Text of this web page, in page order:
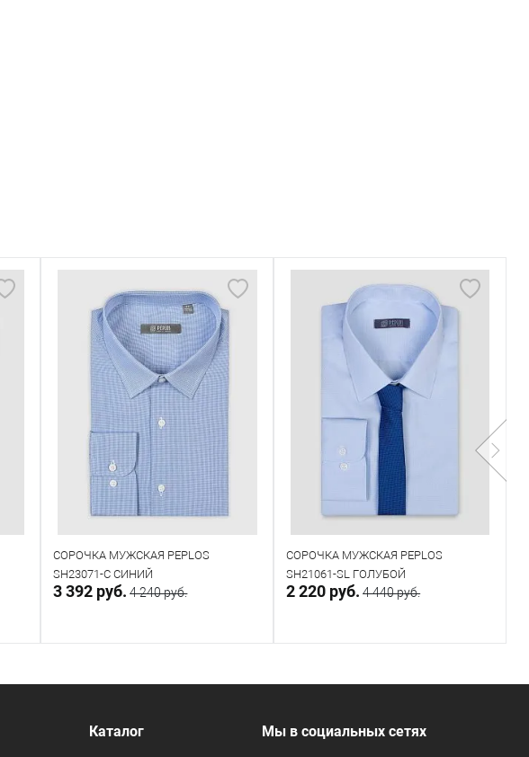
СОРОЧКА МУЖСКАЯ PEPLOS
SH23071-C СИНИЙ
3 392 руб. 4 240 руб.
В корзину
В наличии
СОРОЧКА МУЖСКАЯ PEPLOS
SH21061-SL ГОЛУБОЙ
2 220 руб. 4 440 руб.
Направить запрос
Под заказ
Каталог Мы в социальных сетях